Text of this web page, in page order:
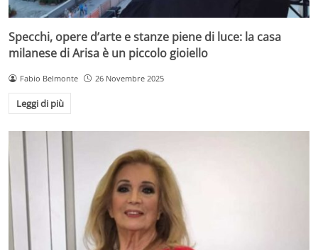
Specchi, opere d’arte e stanze piene di luce: la casa
milanese di Arisa è un piccolo gioiello
Fabio Belmonte 26 Novembre 2025
Leggi di più